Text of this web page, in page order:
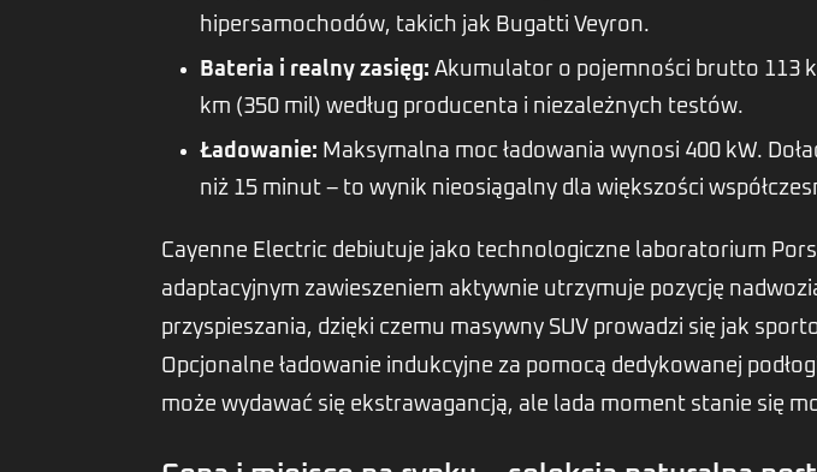
hipersamochodów, takich jak Bugatti Veyron.
Bateria i realny zasięg: Akumulator o pojemności brutto 113
km (350 mil) według producenta i niezależnych testów.
Ładowanie: Maksymalna moc ładowania wynosi 400 kW.
niż 15 minut – to wynik nieosiągalny dla większości
Cayenne Electric debiutuje jako technologiczne laboratorium
adaptacyjnym zawieszeniem aktywnie utrzymuje pozycję
przyspieszania, dzięki czemu masywny SUV prowadzi się jak
Opcjonalne ładowanie indukcyjne za pomocą dedykowanej
może wydawać się ekstrawagancją, ale lada moment stanie się